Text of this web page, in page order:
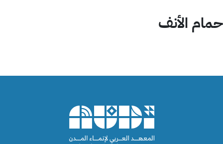
حمام الأنف